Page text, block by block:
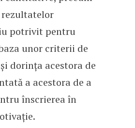
potrivit pentru
unor criterii de
dorința acestora de
a acestora de a
înscrierea în